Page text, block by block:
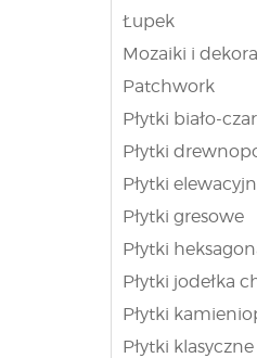
Łupek
Mozaiki i
Patchwork
Płytki biało-
Płytki
Płytki
Płytki gresowe
Płytki
Płytki jodełka
Płytki
Płytki klasyczne